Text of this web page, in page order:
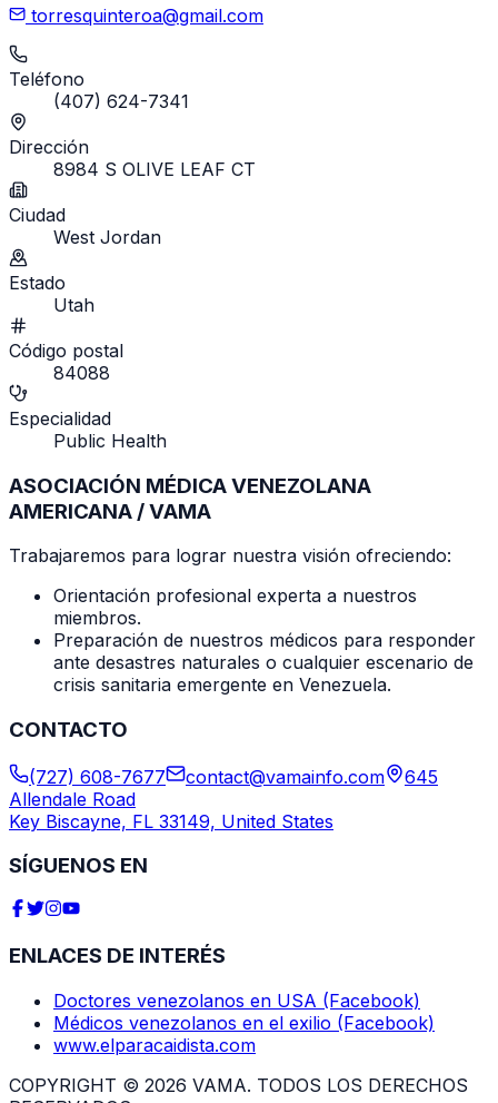
torresquinteroa@gmail.com
Teléfono
(407) 624-7341
Dirección
8984 S OLIVE LEAF CT
Ciudad
West Jordan
Estado
Utah
Código postal
84088
Especialidad
Public Health
ASOCIACIÓN MÉDICA VENEZOLANA
AMERICANA / VAMA
Trabajaremos para lograr nuestra visión ofreciendo:
Orientación profesional experta a nuestros
miembros.
Preparación de nuestros médicos para responder
ante desastres naturales o cualquier escenario de
crisis sanitaria emergente en Venezuela.
CONTACTO
(727) 608-7677 contact@vamainfo.com
645
Allendale Road
Key Biscayne, FL 33149, United States
SÍGUENOS EN
ENLACES DE INTERÉS
Doctores venezolanos en USA (Facebook)
Médicos venezolanos en el exilio (Facebook)
www.elparacaidista.com
COPYRIGHT © 2026 VAMA. TODOS LOS DERECHOS